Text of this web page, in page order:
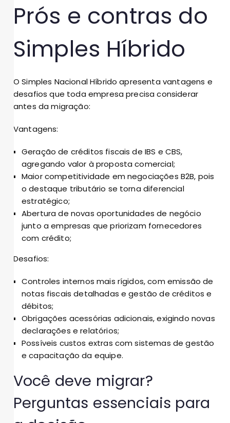
Prós e contras do
Simples Híbrido
O Simples Nacional Híbrido apresenta vantagens e
desafios que toda empresa precisa considerar
antes da migração:
Vantagens:
Geração de créditos fiscais de IBS e CBS,
agregando valor à proposta comercial;
Maior competitividade em negociações B2B, pois
o destaque tributário se torna diferencial
estratégico;
Abertura de novas oportunidades de negócio
junto a empresas que priorizam fornecedores
com crédito;
Desafios:
Controles internos mais rígidos, com emissão de
notas fiscais detalhadas e gestão de créditos e
débitos;
Obrigações acessórias adicionais, exigindo novas
declarações e relatórios;
Possíveis custos extras com sistemas de gestão
e capacitação da equipe.
Você deve migrar?
Perguntas essenciais para